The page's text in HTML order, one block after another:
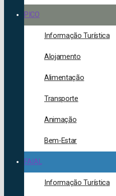
PICO
Informação Turística
Alojamento
Alimentação
Transporte
Animação
Bem-Estar
FAIAL
Informação Turística